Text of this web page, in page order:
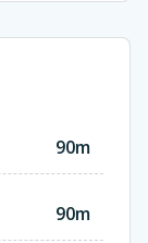
90m
90m